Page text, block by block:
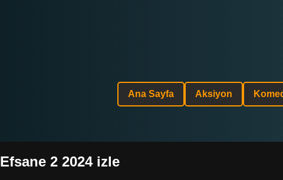
Ana Sayfa Aksiyon
Efsane 2 2024 izle